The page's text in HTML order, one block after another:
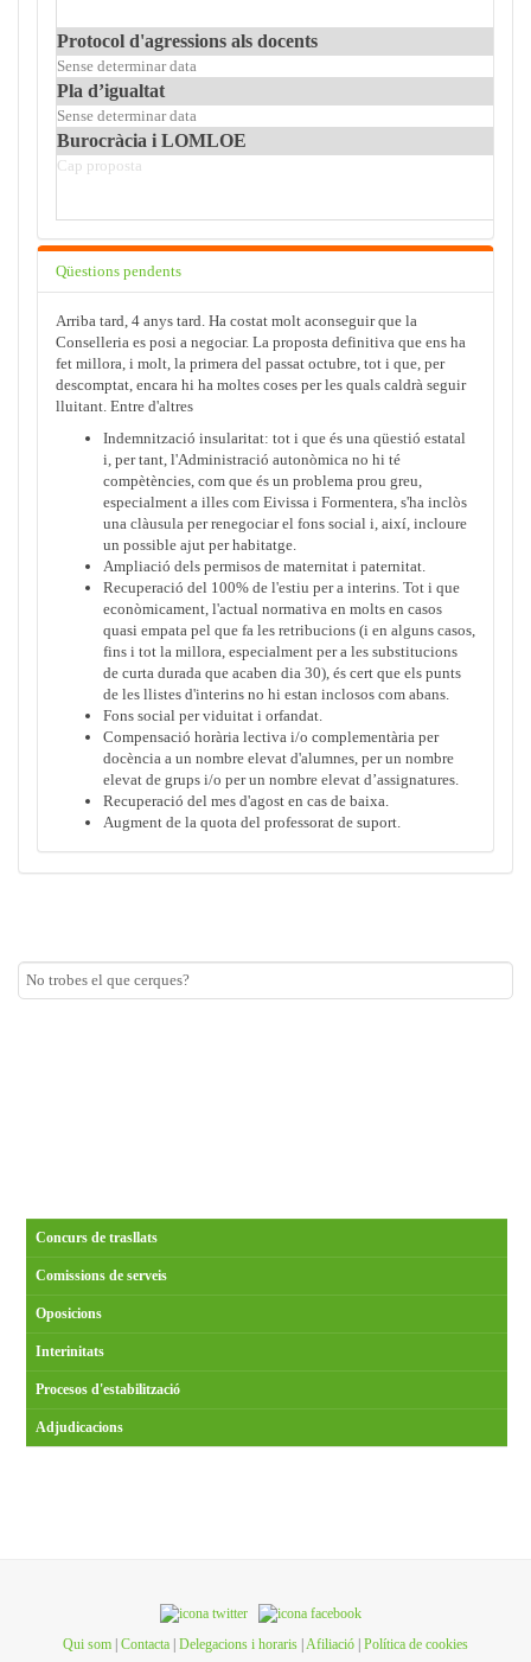
Protocol d'agressions als docents
Sense determinar data
Pla d’igualtat
Sense determinar data
Burocràcia i LOMLOE
Cap proposta
Qüestions pendents
Arriba tard, 4 anys tard. Ha costat molt aconseguir que la
Conselleria es posi a negociar. La proposta definitiva que ens ha
fet millora, i molt, la primera del passat octubre, tot i que, per
descomptat, encara hi ha moltes coses per les quals caldrà seguir
lluitant. Entre d'altres
Indemnització insularitat: tot i que és una qüestió estatal
i, per tant, l'Administració autonòmica no hi té
compètències, com que és un problema prou greu,
especialment a illes com Eivissa i Formentera, s'ha inclòs
una clàusula per renegociar el fons social i, així, incloure
un possible ajut per habitatge.
Ampliació dels permisos de maternitat i paternitat.
Recuperació del 100% de l'estiu per a interins. Tot i que
econòmicament, l'actual normativa en molts en casos
quasi empata pel que fa les retribucions (i en alguns casos,
fins i tot la millora, especialment per a les substitucions
de curta durada que acaben dia 30), és cert que els punts
de les llistes d'interins no hi estan inclosos com abans.
Fons social per viduitat i orfandat.
Compensació horària lectiva i/o complementària per
docència a un nombre elevat d'alumnes, per un nombre
elevat de grups i/o per un nombre elevat d’assignatures.
Recuperació del mes d'agost en cas de baixa.
Augment de la quota del professorat de suport.
Concurs de trasllats
Comissions de serveis
Oposicions
Interinitats
Procesos d'estabilització
Adjudicacions
Qui som | Contacta | Delegacions i horaris | Afiliació | Política de cookies